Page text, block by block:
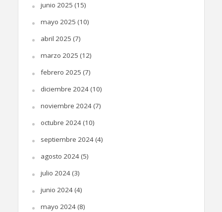
junio 2025 (15)
mayo 2025 (10)
abril 2025 (7)
marzo 2025 (12)
febrero 2025 (7)
diciembre 2024(10)
noviembre 2024(7)
octubre 2024(10)
septiembre 2024(4)
agosto 2024(5)
julio 2024(3)
junio 2024(4)
mayo 2024(8)